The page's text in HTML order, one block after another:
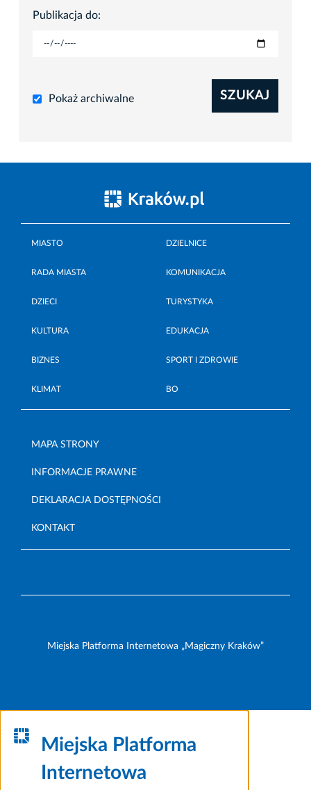
Publikacja do:
Pokaż archiwalne SZUKAJ
MIASTO DZIELNICE
RADA MIASTA KOMUNIKACJA
DZIECI TURYSTYKA
KULTURA EDUKACJA
BIZNES SPORT I ZDROWIE
KLIMAT BO
MAPA STRONY
INFORMACJE PRAWNE
DEKLARACJA DOSTĘPNOŚCI
KONTAKT
Miejska Platforma Internetowa „Magiczny Kraków”
Miejska Platforma
Internetowa